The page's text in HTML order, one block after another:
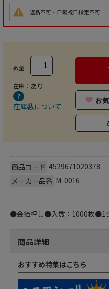
返品不可・日曜祝日指定不可
数量
在庫： あり
在庫数について
お
商品コード 4529671020378
メーカー品番 M-0016
●金箔押し●入数：1000枚●1
商品詳細
おすすめ特集はこちら